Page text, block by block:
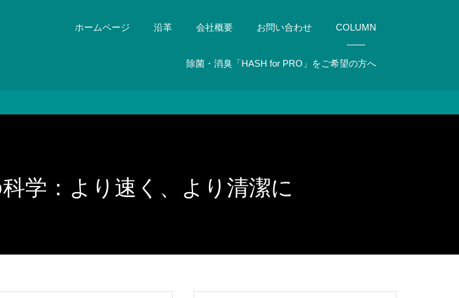
ホームページ 沿革 会社概要 お問い合わせ COLUMN
除菌・消臭「HASH for PRO」をご希望の方へ
学：より速く、より清潔に